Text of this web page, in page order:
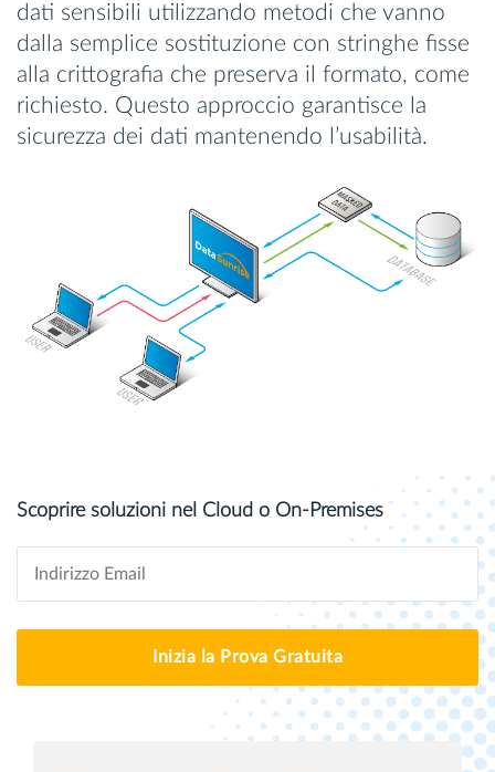
dati sensibili utilizzando metodi che vanno
dalla semplice sostituzione con stringhe fisse
alla crittografia che preserva il formato, come
richiesto. Questo approccio garantisce la
sicurezza dei dati mantenendo l’usabilità.
Scoprire soluzioni nel Cloud o On-Premises
Inizia la Prova Gratuita